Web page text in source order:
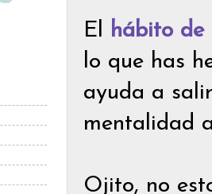
El hábito
lo que has
ayuda a
mentalidad
Ojito, no